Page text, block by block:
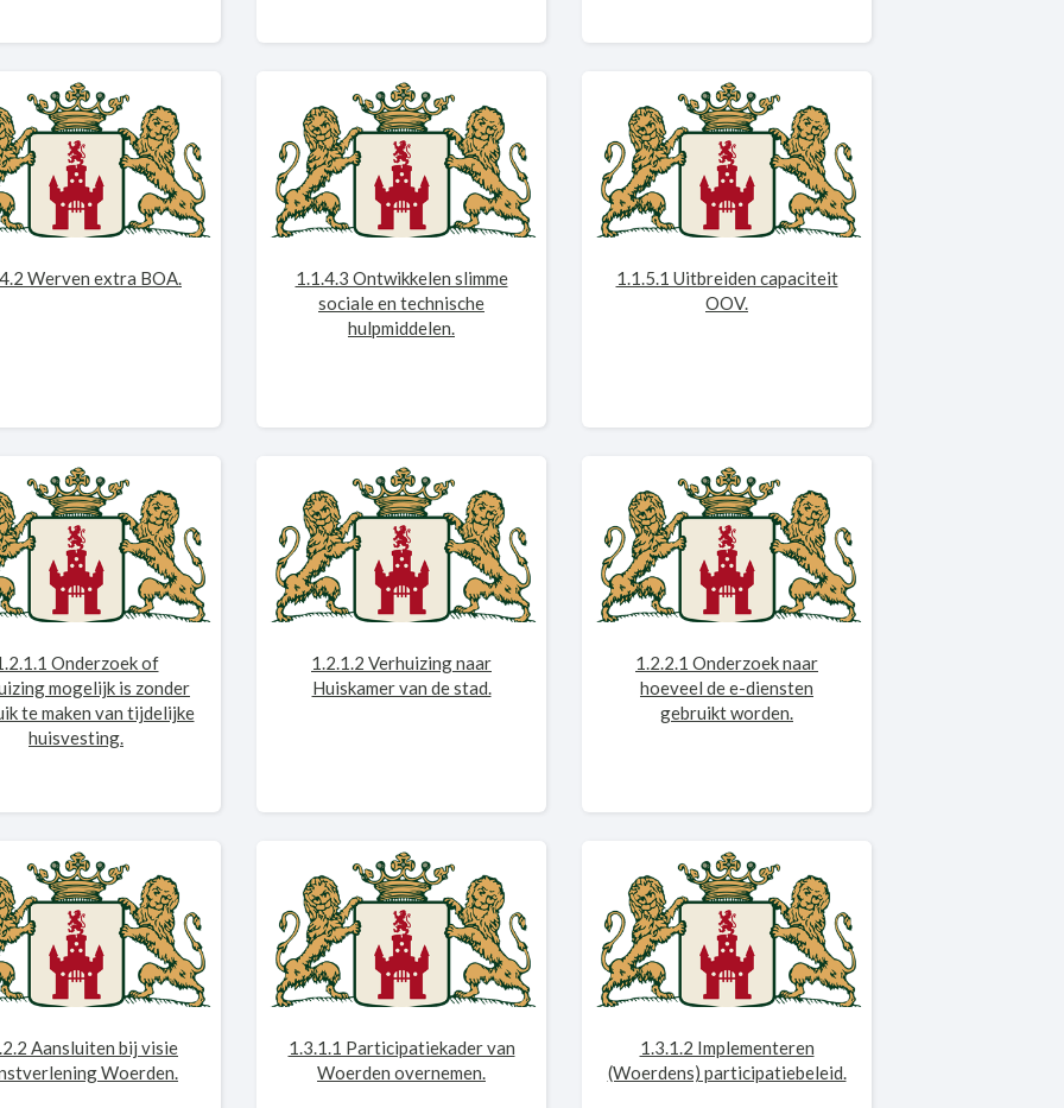
Werven extra BOA.
1.1.4.3 Ontwikkelen slimme
sociale en technische
hulpmiddelen.
1.1.5.1 Uitbreiden capaciteit
OOV.
Onderzoek of
mogelijk is zonder
te maken van tijdelijke
huisvesting.
1.2.1.2 Verhuizing naar
Huiskamer van de stad.
1.2.2.1 Onderzoek naar
hoeveel de e-diensten
gebruikt worden.
Aansluiten bij visie
Woerden.
1.3.1.1 Participatiekader van
Woerden overnemen.
1.3.1.2 Implementeren
(Woerdens) participatiebeleid.